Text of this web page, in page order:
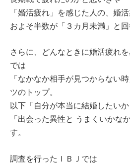
「婚活疲れ」を感じた人の、婚
およそ半数が「３カ月未満」と回
さらに、どんなときに婚活疲れ
では
「なかなか相手が見つからない
ツのトップ。
以下「自分が本当に結婚したい
「出会った異性と うまくいかな
す。
調査を行ったＩＢＪでは